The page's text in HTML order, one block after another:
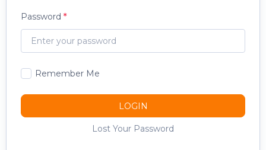
Password
Remember Me
LOGIN
Lost Your Password